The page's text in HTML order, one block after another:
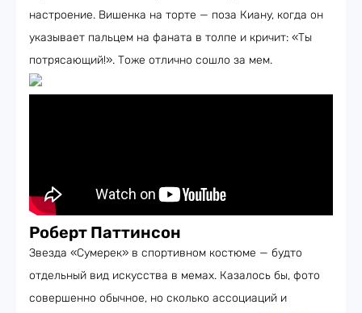
настроение. Вишенка на торте — поза Киану, когда он
указывает пальцем на фаната в толпе и кричит: «Ты
потрясающий!». Тоже отлично сошло за мем.
Роберт Паттинсон
Звезда «Сумерек» в спортивном костюме — будто
отдельный вид искусства в мемах. Казалось бы, фото
совершенно обычное, но сколько ассоциаций и